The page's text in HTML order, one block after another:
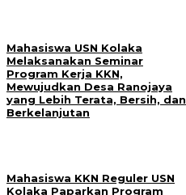
Mahasiswa USN Kolaka
Melaksanakan Seminar
Program Kerja KKN,
Mewujudkan Desa Ranojaya
yang Lebih Terata, Bersih, dan
Berkelanjutan
Mahasiswa KKN Reguler USN
Kolaka Paparkan Program